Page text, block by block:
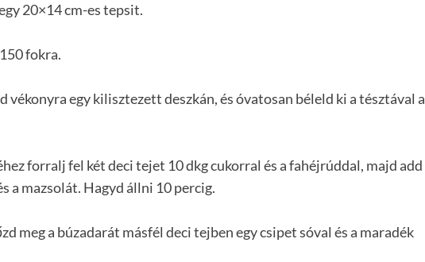
20×14 cm-es tepsit.
fokra.
vékonyra egy kilisztezett deszkán, és óvatosan béleld ki a tésztával a
forralj fel két deci tejet 10 dkg cukorral és a fahéjrúddal, majd add
a mazsolát. Hagyd állni 10 percig.
meg a búzadarát másfél deci tejben egy csipet sóval és a maradék